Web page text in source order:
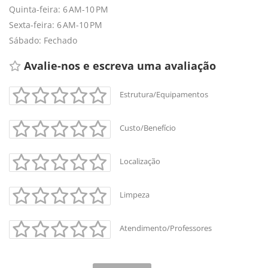
Quinta-feira: 6 AM-10 PM
Sexta-feira: 6 AM-10 PM
Sábado: Fechado
Avalie-nos e escreva uma avaliação
Estrutura/Equipamentos
Custo/Benefício
Localização
Limpeza
Atendimento/Professores